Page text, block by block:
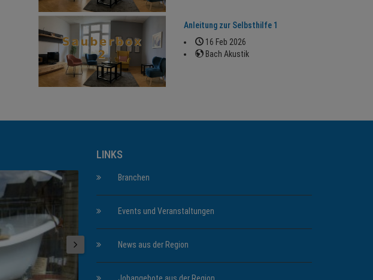
Anleitung zur Selbsthilfe 1
16 Feb 2026
Bach Akustik
LINKS
Branchen
Events und Veranstaltungen
News aus der Region
Jobangebote aus der Region